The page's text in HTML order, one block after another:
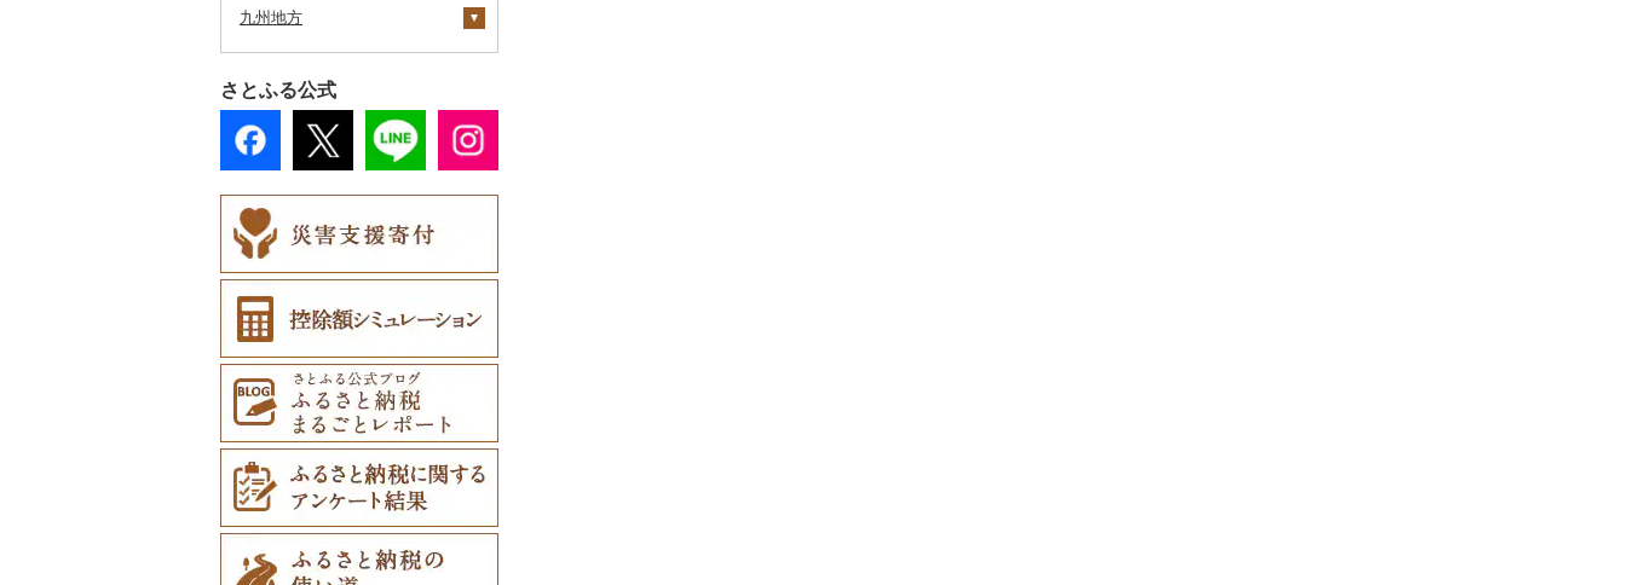
旭川市
森町
稚内市
標津町
清里町
北斗市
留萌市
釧路町
名寄市
美唄市
厚岸町
南富良野町
上富良野町
和寒町
藤崎町
六ヶ所村
東北町
三戸町
東通村
おいらせ町
階上町
深浦町
青森市
田子町
新郷村
横浜町
野辺地町
矢巾町
釜石市
野田村
普代村
一戸町
紫波町
住田町
葛巻町
花巻市
岩泉町
田野畑村
盛岡市
遠野市
丸森町
大衡村
加美町
利府町
白石市
山元町
川崎町
村田町
栗原市
富谷市
岩沼市
七ヶ宿町
大崎市
横手市
能代市
小坂町
仙北市
井川町
三種町
湯沢市
大館市
由利本荘市
にかほ市
羽後町
秋田県（県庁）
秋田市
村山市
尾花沢市
上山市
河北町
酒田市
長井市
南陽市
中山町
庄内町
大石田町
川西町
鶴岡市
山形県（県庁）
福島県
天栄村
広野町
鏡石町
須賀川市
棚倉町
昭和村
下郷町
西郷村
二本松市
猪苗代町
川俣町
郡山市
稲敷市
潮来市
五霞町
北茨城市
境町
牛久市
つくばみらい市
下妻市
茨城町
神栖市
常総市
東海村
美浦村
塩谷町
上三川町
佐野市
真岡市
高根沢町
栃木市
小山市
宇都宮市
栃木県（県庁）
那珂川町
茂木町
那須烏山市
矢板市
下仁田町
玉村町
安中市
川場村
昭和村
明和町
桐生市
吉岡町
太田市
高山村
みどり市
千代田町
みなかみ町
春日部市
蕨市
戸田市
毛呂山町
久喜市
川島町
川口市
飯能市
長瀞町
羽生市
小鹿野町
坂戸市
鳩山町
千葉県
勝浦市
袖ケ浦市
我孫子市
長柄町
八千代市
多古町
白子町
栄町
香取市
習志野市
銚子市
君津市
東京都
八王子市
日野市
昭島市
葛飾区
墨田区
東久留米市
利島村
瑞穂町
大島町
府中市
国分寺市
神奈川県
南足柄市
松田町
中井町
山北町
真鶴町
清川村
開成町
藤沢市
神奈川県（県庁）
鎌倉市
阿賀町
出雲崎町
魚沼市
佐渡市
燕市
関川村
加茂市
小千谷市
田上町
五泉市
三条市
見附市
糸魚川市
氷見市
朝日町
高岡市
魚津市
砺波市
黒部市
富山県（県庁）
小矢部市
滑川市
富山市
南砺市
羽咋市
七尾市
白山市
穴水町
輪島市
石川県（県庁）
能登町
能美市
津幡町
宝達志水町
金沢市
内灘町
かほく市
福井県
美浜町
小浜市
越前町
若狭町
高浜町
福井県（県庁）
越前市
坂井市
あわら市
福井市
大野市
敦賀市
山梨県
富士吉田市
甲斐市
山梨市
大月市
韮崎市
南アルプス市
市川三郷町
都留市
山梨県（県庁）
道志村
忍野村
長野県
高森町
御代田町
青木村
長野県（県庁）
上松町
高山村
南木曽町
朝日村
長野市
根羽村
岐阜県
養老町
池田町
瑞穂市
飛騨市
岐南町
大野町
山県市
羽島市
本巣市
静岡県
静岡市
函南町
藤枝市
御殿場市
浜松市
伊東市
島田市
沼津市
愛知県
清須市
安城市
北名古屋市
東栄町
豊山町
南知多町
江南市
みよし市
伊賀市
木曽岬町
多気町
松阪市
桑名市
明和町
いなべ市
紀北町
熊野市
南伊勢町
朝日町
菰野町
紀宝町
長浜市
高島市
草津市
近江八幡市
竜王町
湖南市
彦根市
栗東市
愛荘町
滋賀県（県庁）
米原市
豊郷町
多賀町
京都府
宮津市
伊根町
与謝野町
福知山市
城陽市
京丹後市
井手町
木津川市
宇治田原町
長岡京市
綾部市
笠置町
大阪府
茨木市
豊能町
枚方市
泉佐野市
藤井寺市
能勢町
阪南市
貝塚市
岸和田市
泉南市
忠岡町
兵庫県
上郡町
神河町
太子町
佐用町
多可町
朝来市
市川町
三木市
新温泉町
福崎町
奈良県
曽爾村
宇陀市
山添村
大淀町
安堵町
王寺町
十津川村
高取町
広陵町
和歌山県
有田市
広川町
和歌山市
海南市
那智勝浦町
美浜町
御坊市
高野町
鳥取県（県庁）
米子市
大山町
琴浦町
日野町
北栄町
智頭町
江府町
八頭町
若桜町
湯梨浜町
岩美町
倉吉市
島根県
雲南市
海士町
津和野町
飯南町
知夫村
吉賀町
出雲市
奥出雲町
西ノ島町
浜田市
大田市
松江市
岡山県
津山市
西粟倉村
久米南町
新見市
浅口市
美作市
岡山市
早島町
笠岡市
里庄町
玉野市
広島県
安芸太田町
世羅町
廿日市市
福山市
広島市
庄原市
府中市
大崎上島町
東広島市
竹原市
山口県
柳井市
山口県（県庁）
田布施町
防府市
上関町
山陽小野田市
山口市
周南市
宇部市
徳島県
阿波市
牟岐町
那賀町
三好市
藍住町
東みよし町
徳島県（県庁）
阿南市
上板町
海陽町
徳島市
勝浦町
香川県
高松市
直島町
さぬき市
三豊市
宇多津町
小豆島町
香川県（県庁）
土庄町
三木町
まんのう町
琴平町
愛媛県
今治市
鬼北町
八幡浜市
上島町
松前町
愛南町
新居浜市
伊予市
松山市
西条市
高知県
香美市
芸西村
日高村
室戸市
黒潮町
四万十市
奈半利町
土佐市
津野町
九州地方
福岡県
那珂川市
添田町
大刀洗町
苅田町
春日市
上毛町
中間市
太宰府市
赤村
須恵町
香春町
佐賀県
嬉野市
佐賀県（県庁）
江北町
多久市
伊万里市
神埼市
有田町
基山町
上峰町
吉野ヶ里町
長崎県
松浦市
諫早市
長与町
対馬市
長崎県（県庁）
佐世保市
南島原市
波佐見町
長崎市
熊本県
湯前町
菊池市
山江村
宇城市
西原村
水上村
高森町
大津町
大分県
九重町
竹田市
別府市
中津市
豊後大野市
杵築市
日出町
津久見市
宮崎県
宮崎市
木城町
川南町
三股町
都城市
椎葉村
日向市
指宿市
龍郷町
中種子町
出水市
いちき串木野市
徳之島町
湧水町
沖縄県
うるま市
嘉手納町
北谷町
宮古島市
八重瀬町
座間味村
さとふる公式